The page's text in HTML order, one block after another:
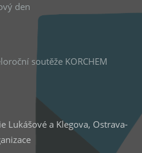
den
soutěže KORCHEM
Lukášové a Klegova, Ostrava-